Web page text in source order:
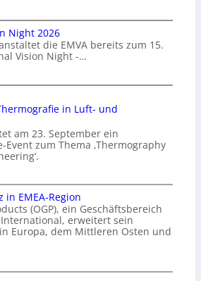
Night 2026
die EMVA bereits zum 15.
Vision Night -…
in Luft- und
am 23. September ein
Event zum Thema ‚Thermography
in EMEA-Region
(OGP), ein Geschäftsbereich
erweitert sein
Europa, dem Mittleren Osten und